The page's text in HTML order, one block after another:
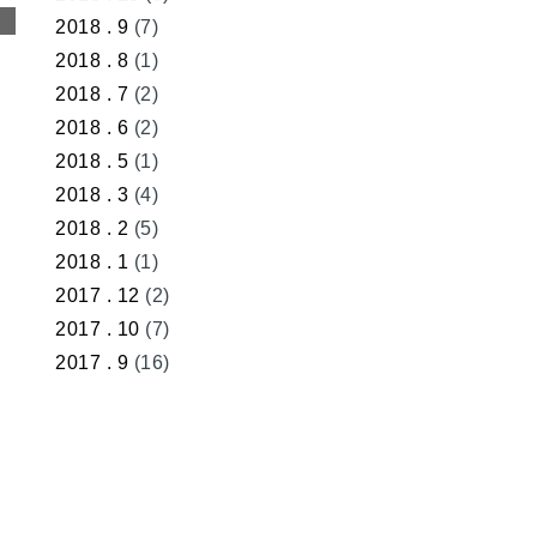
2018 . 9 (7)
2018 . 8 (1)
2018 . 7 (2)
2018 . 6 (2)
2018 . 5 (1)
2018 . 3 (4)
2018 . 2 (5)
2018 . 1 (1)
2017 . 12 (2)
2017 . 10 (7)
2017 . 9 (16)